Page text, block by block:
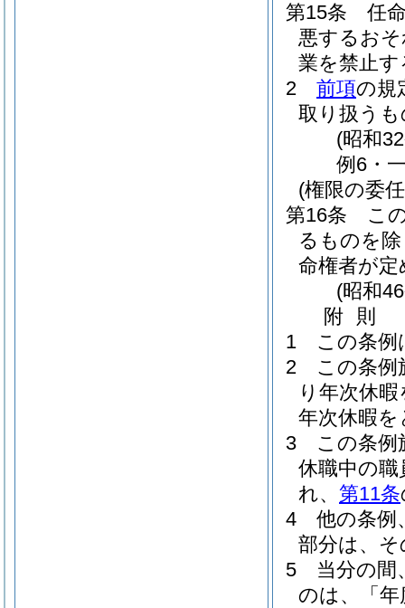
第15条
任
悪するお
業を禁止
2
前項の規
取り扱う
(昭和
例6・
(権限の委
第16条
こ
るものを
命権者が
(昭和
附 則
1
この条例
2
この条
り年次休
年次休暇
3
この条例
休職中の
れ、 第11条
4
他の条例
部分は、
5
当分の間
のは、「